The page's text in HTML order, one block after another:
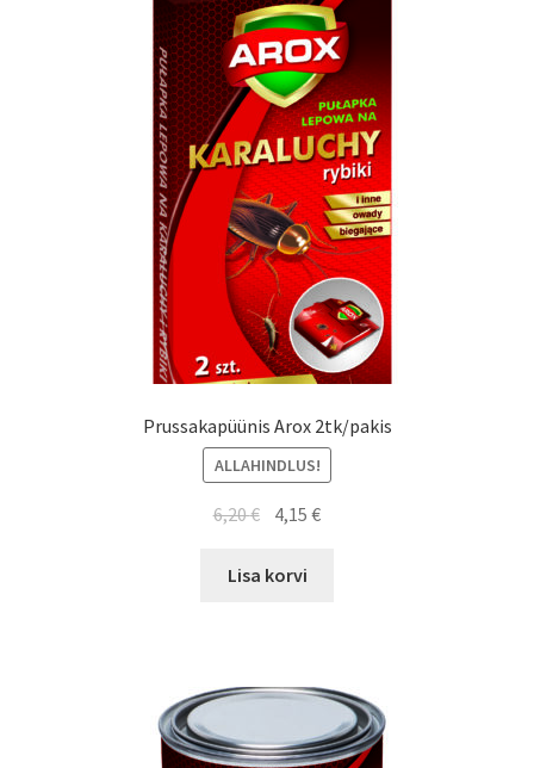
Prussakapüünis Arox 2tk/pakis
ALLAHINDLUS!
6,20€ Algne
oli:
4,15€Current
Lisa korvi